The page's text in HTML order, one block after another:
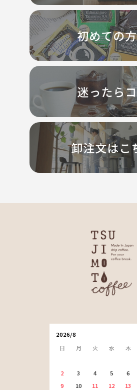
2026/8
日
月 火 水 木
2
3 4 5 6
9
10 11 12 13